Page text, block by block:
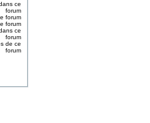
ce
forum
forum
forum
ce
forum
de ce
forum